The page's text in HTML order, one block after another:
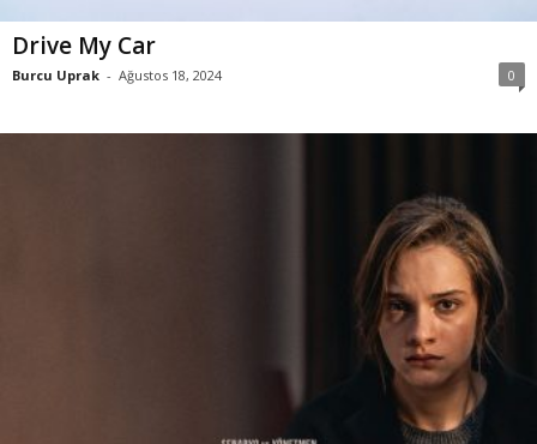
Drive My Car
Burcu Uprak - Ağustos 18, 2024 0